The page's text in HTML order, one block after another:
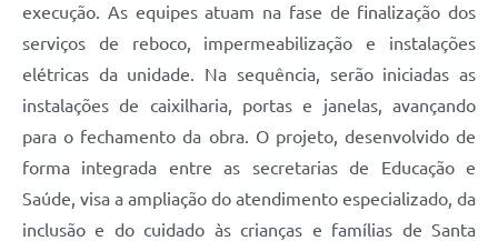
Plano Municipal de Segurança Pública
Plano de Contratações Anuais
execução. As equipes atuam na fase de finalização dos
serviços de reboco, impermeabilização e instalações
elétricas da unidade. Na sequência, serão iniciadas as
instalações de caixilharia, portas e janelas, avançando
para o fechamento da obra. O projeto, desenvolvido de
forma integrada entre as secretarias de Educação e
Saúde, visa a ampliação do atendimento especializado, da
inclusão e do cuidado às crianças e famílias de Santa